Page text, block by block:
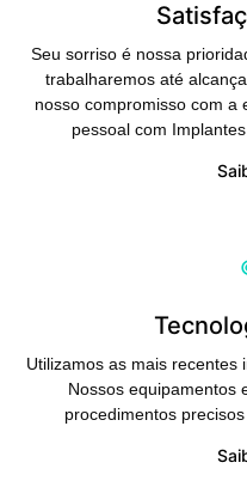
Seu sorriso é nossa
trabalharemos até
nosso compromisso com a
pessoal com
Utilizamos as mais recentes
Nossos equipamentos
procedimentos